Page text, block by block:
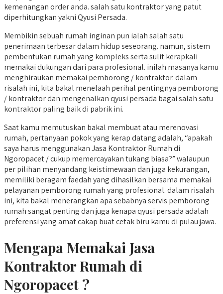
kemenangan order anda. salah satu kontraktor yang patut
diperhitungkan yakni Qyusi Persada.
Membikin sebuah rumah inginan pun ialah salah satu
penerimaan terbesar dalam hidup seseorang. namun, sistem
pembentukan rumah yang kompleks serta sulit kerapkali
memakai dukungan dari para profesional. inilah masanya kamu
menghiraukan memakai pemborong / kontraktor. dalam
risalah ini, kita bakal menelaah perihal pentingnya pemborong
/ kontraktor dan mengenalkan qyusi persada bagai salah satu
kontraktor paling baik di pabrik ini.
Saat kamu memutuskan bakal membuat atau merenovasi
rumah, pertanyaan pokok yang kerap datang adalah, “apakah
saya harus menggunakan Jasa Kontraktor Rumah di
Ngoropacet / cukup memercayakan tukang biasa?” walaupun
per pilihan menyandang keistimewaan dan juga kekurangan,
memiliki beragam faedah yang dihasilkan bersama memakai
pelayanan pemborong rumah yang profesional. dalam risalah
ini, kita bakal menerangkan apa sebabnya servis pemborong
rumah sangat penting dan juga kenapa qyusi persada adalah
preferensi yang amat cakap buat cetak biru kamu di pulau jawa.
Mengapa Memakai Jasa
Kontraktor Rumah di
Ngoropacet ?